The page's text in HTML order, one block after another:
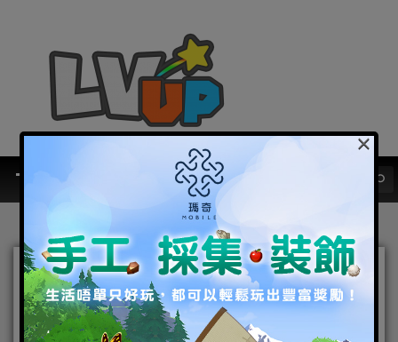
網石大型MMORPG《阿斯
達年代記：三強爭霸》 迎來
×